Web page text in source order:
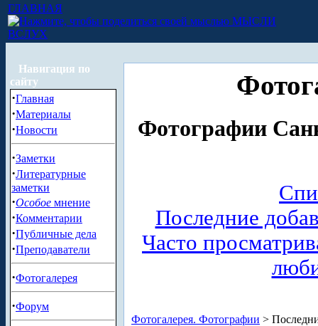
ГЛАВНАЯ
МЫСЛИ
ВСЛУХ
Навигация по
сайту
·Главная
·Материалы
·Новости
·Заметки
·Литературные
заметки
·Особое мнение
·Комментарии
·Публичные дела
·Преподаватели
·Фотогалерея
·Форум
Фотографии
Последние
Часто
Фотогалерея. Фотографии >